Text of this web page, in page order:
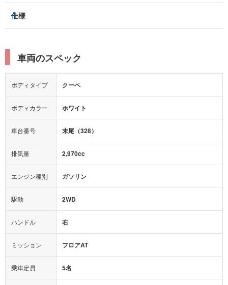
サンルーフ/ガラスルーフ
ルーフレール
エアロパーツ
ローダウン
ベンチシート
パワーシート
シートヒーター
カーナビ：あり
ミュージックプレイヤー接続可
後席モニター
トラクションコントロール
レーンキープアシスト
横滑り防止装置
衝突被害軽減プレーキ
カメラ：バック
エアバッグ：
あり
衝撃緩和ヘッドレスト
サポカー
アダプティブクルーズコントロール
ヒルディセントコントロール
オートマチックハイビーム
仕様
車両のスペック
ボディタイプ クーペ
ボディカラー ホワイト
車台番号 末尾（328）
排気量 2,970cc
エンジン種別 ガソリン
駆動 2WD
ハンドル 右
ミッション フロアAT
乗車定員 5名